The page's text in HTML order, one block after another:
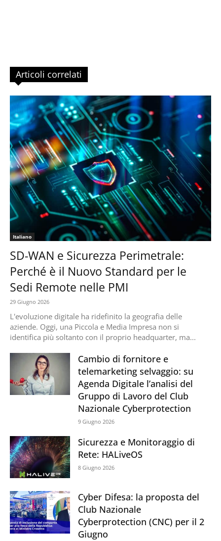
Articoli correlati
Italiano
SD-WAN e Sicurezza Perimetrale:
Perché è il Nuovo Standard per le
Sedi Remote nelle PMI
29 Giugno 2026
L'evoluzione digitale ha ridefinito la geografia delle
aziende. Oggi, una Piccola e Media Impresa non si
identifica più soltanto con il proprio headquarter, ma...
Cambio di fornitore e
telemarketing selvaggio: su
Agenda Digitale l’analisi del
Gruppo di Lavoro del Club
Nazionale Cyberprotection
9 Giugno 2026
Sicurezza e Monitoraggio di
Rete: HALiveOS
8 Giugno 2026
Cyber Difesa: la proposta del
Club Nazionale
Cyberprotection (CNC) per il 2
Giugno